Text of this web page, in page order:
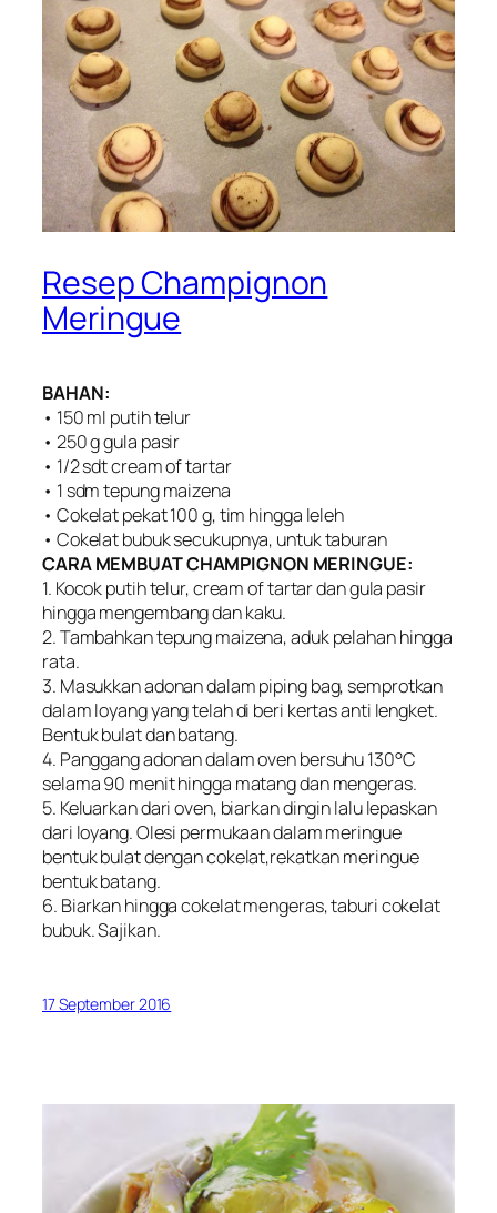
Resep Champignon
Meringue
BAHAN:
• 150 ml putih telur
• 250 g gula pasir
• 1/2 sdt cream of tartar
• 1 sdm tepung maizena
• Cokelat pekat 100 g, tim hingga leleh
• Cokelat bubuk secukupnya, untuk taburan
CARA MEMBUAT CHAMPIGNON MERINGUE:
1. Kocok putih telur, cream of tartar dan gula pasir
hingga mengembang dan kaku.
2. Tambahkan tepung maizena, aduk pelahan hingga
rata.
3. Masukkan adonan dalam piping bag, semprotkan
dalam loyang yang telah di beri kertas anti lengket.
Bentuk bulat dan batang.
4. Panggang adonan dalam oven bersuhu 130°C
selama 90 menit hingga matang dan mengeras.
5. Keluarkan dari oven, biarkan dingin lalu lepaskan
dari loyang. Olesi permukaan dalam meringue
bentuk bulat dengan cokelat,rekatkan meringue
bentuk batang.
6. Biarkan hingga cokelat mengeras, taburi cokelat
bubuk. Sajikan.
17 September 2016